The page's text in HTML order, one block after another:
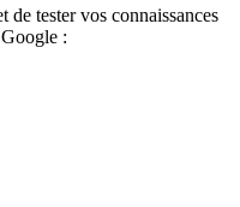
tester vos connaissances
: